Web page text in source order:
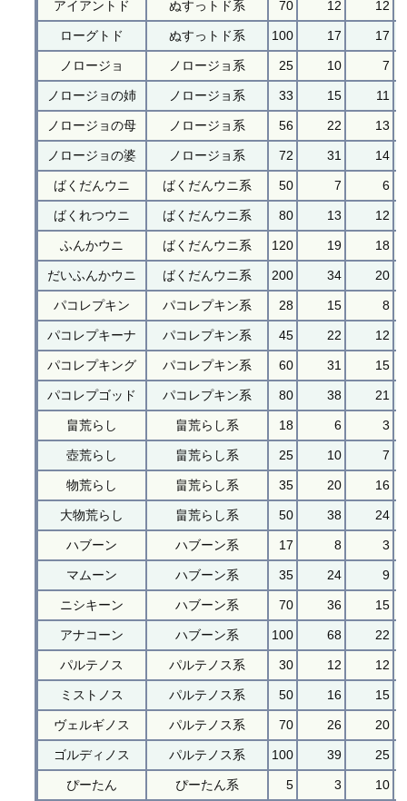
アイアントド ぬすっトド系 70 12 12
ローグトド ぬすっトド系 100 17 17
ノロージョ ノロージョ系 25 10 7
ノロージョの姉 ノロージョ系 33 15 11
ノロージョの母 ノロージョ系 56 22 13
ノロージョの婆 ノロージョ系 72 31 14
ばくだんウニ ばくだんウニ系 50 7 6
ばくれつウニ ばくだんウニ系 80 13 12
ふんかウニ ばくだんウニ系 120 19 18
だいふんかウニ ばくだんウニ系 200 34 20
パコレプキン パコレプキン系 28 15 8
パコレプキーナ パコレプキン系 45 22 12
パコレプキング パコレプキン系 60 31 15
パコレプゴッド パコレプキン系 80 38 21
畠荒らし 畠荒らし系 18 6 3
壺荒らし 畠荒らし系 25 10 7
物荒らし 畠荒らし系 35 20 16
大物荒らし 畠荒らし系 50 38 24
ハブーン ハブーン系 17 8 3
マムーン ハブーン系 35 24 9
ニシキーン ハブーン系 70 36 15
アナコーン ハブーン系 100 68 22
パルテノス パルテノス系 30 12 12
ミストノス パルテノス系 50 16 15
ヴェルギノス パルテノス系 70 26 20
ゴルディノス パルテノス系 100 39 25
ぴーたん ぴーたん系 5 3 10